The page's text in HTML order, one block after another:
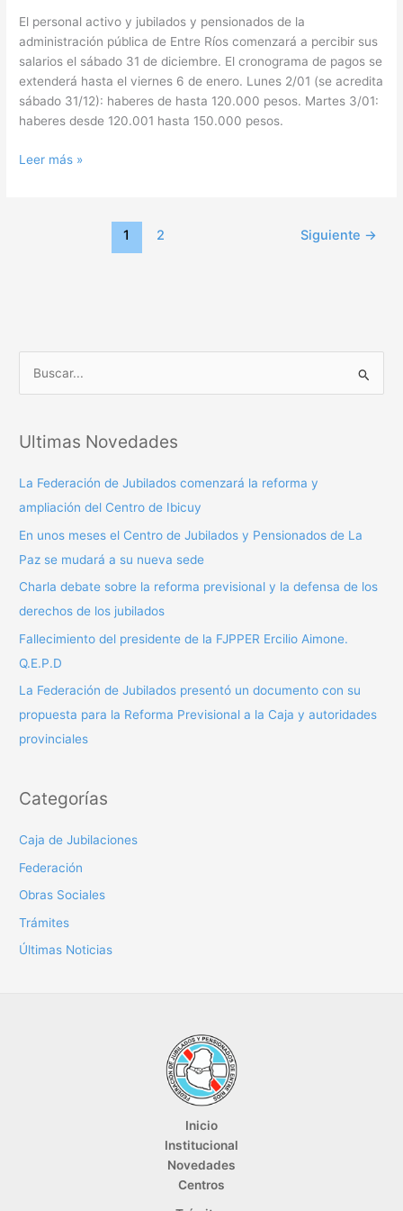
El personal activo y jubilados y pensionados de la
administración pública de Entre Ríos comenzará a percibir sus
salarios el sábado 31 de diciembre. El cronograma de pagos se
extenderá hasta el viernes 6 de enero. Lunes 2/01 (se acredita
sábado 31/12): haberes de hasta 120.000 pesos. Martes 3/01:
haberes desde 120.001 hasta 150.000 pesos.
Leer más »
1 2 Siguiente →
c
:
Ultimas Novedades
La Federación de Jubilados comenzará la reforma y
ampliación del Centro de Ibicuy
En unos meses el Centro de Jubilados y Pensionados de La
Paz se mudará a su nueva sede
Charla debate sobre la reforma previsional y la defensa de los
derechos de los jubilados
Fallecimiento del presidente de la FJPPER Ercilio Aimone.
Q.E.P.D
La Federación de Jubilados presentó un documento con su
propuesta para la Reforma Previsional a la Caja y autoridades
provinciales
Categorías
Caja de Jubilaciones
Federación
Obras Sociales
Trámites
Últimas Noticias
Inicio
Institucional
Novedades
Centros